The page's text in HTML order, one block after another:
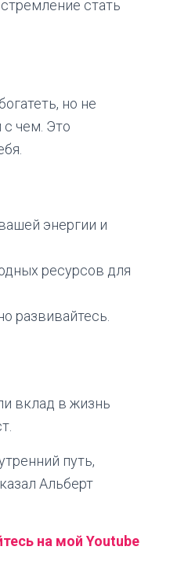
стать
но не
с чем. Это
энергии и
ресурсов для
развивайтесь.
вклад в жизнь
путь,
Альберт
на мой Youtube